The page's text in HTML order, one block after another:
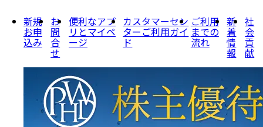
新規
お申
込み
お
問
合
せ
便利なアプ
リとマイペ
ージ
カスタマーセン
ターご利用ガイ
ド
ご利用
までの
流れ
新
着
情
報
社
会
貢
献